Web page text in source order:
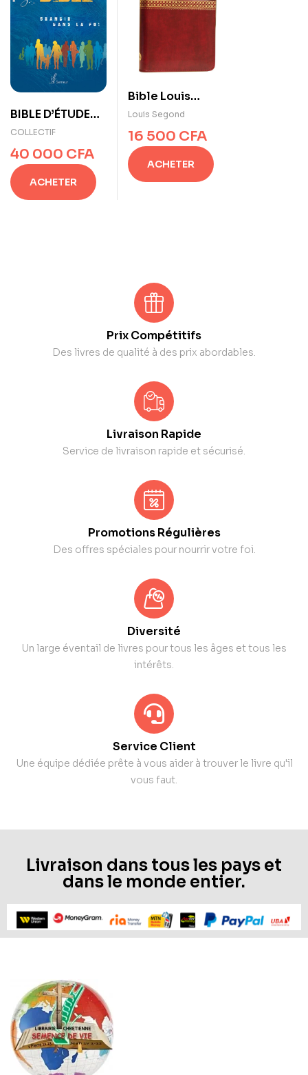
BIBLE D’ÉTUDE
VERSION
SEMEUR :
Génération
Grandir dans la
Foi
COLLECTIF
40 000 CFA
ACHETER
Bible Louis
Segond doré
055
Louis Segond
16 500 CFA
ACHETER
Prix Compétitifs
Des livres de qualité à des prix abordables.
Livraison Rapide
Service de livraison rapide et sécurisé.
Promotions Régulières
Des offres spéciales pour nourrir votre foi.
Diversité
Un large éventail de livres pour tous les âges et tous les
intérêts.
Service Client
Une équipe dédiée prête à vous aider à trouver le livre qu'il
vous faut.
Livraison dans tous les pays et
dans le monde entier.